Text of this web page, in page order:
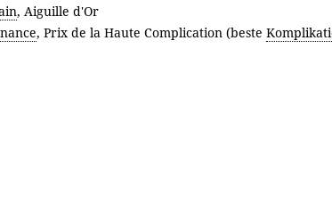
, Aiguille d'Or
, Prix de la Haute Complication (beste